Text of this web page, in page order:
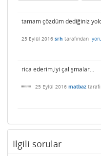
tamam çözdüm dediğiniz
25 Eylül 2016 srh tarafından
rica ederim,iyi çalışmalar...
25 Eylül 2016 matbaz
İlgili sorular